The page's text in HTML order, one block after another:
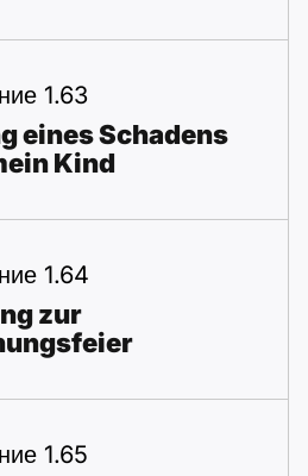
1.63
eines Schadens
Kind
1.64
zur
1.65